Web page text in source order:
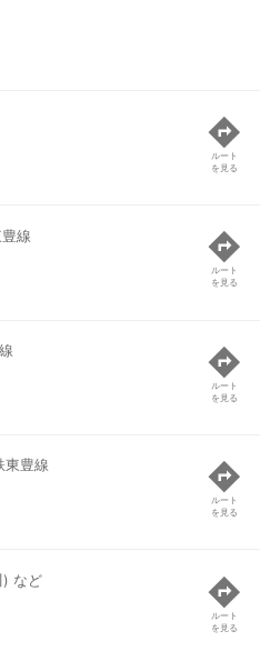
ルート
を見る
線
ルート
を見る
ルート
を見る
東豊線
ルート
を見る
) など
ルート
を見る